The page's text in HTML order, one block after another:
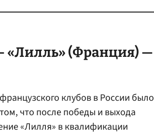
«Лилль» (Франция) —
клубов в России было
что после победы и выхода
«Лилля» в квалификации